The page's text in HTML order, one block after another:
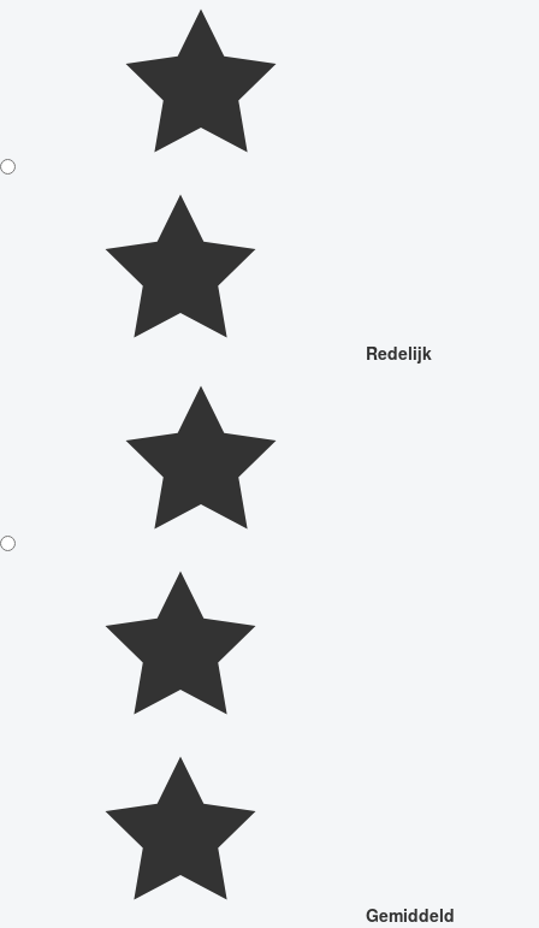
Redelijk
Gemiddeld